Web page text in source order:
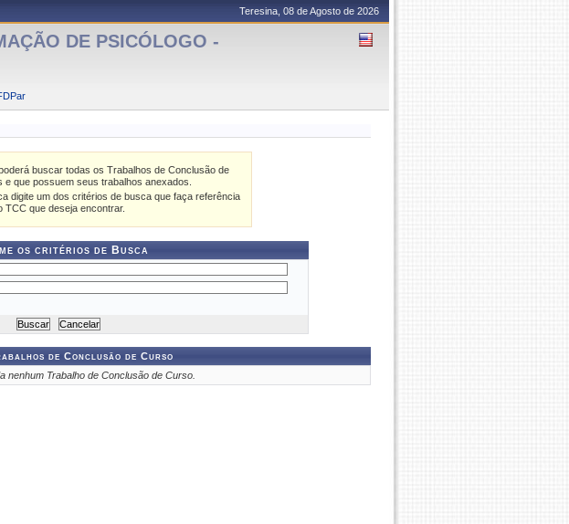
Teresina, 08 de Agosto de 2026
DE PSICÓLOGO -
buscar todas os Trabalhos de Conclusão de
e que possuem seus trabalhos anexados.
digite um dos critérios de busca que faça referência
TCC que deseja encontrar.
os critérios de Busca
de Conclusão de Curso
nenhum Trabalho de Conclusão de Curso.